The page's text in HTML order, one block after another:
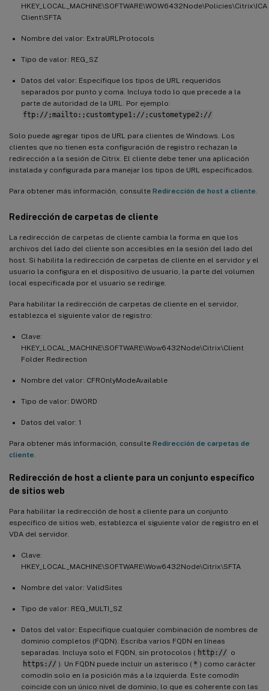
HKEY_LOCAL_MACHINE\SOFTWARE\WOW6432Node\Policies\Citrix\ICA
Client\SFTA
Nombre del valor: ExtraURLProtocols
Tipo de valor: REG_SZ
Datos del valor: Especifique los tipos de URL requeridos
separados por punto y coma. Incluya todo lo que precede a la
parte de autoridad de la URL. Por ejemplo:
ftp://;mailto:;customtype1://;custometype2://
Solo puede agregar tipos de URL para clientes de Windows. Los
clientes que no tienen esta configuración de registro rechazan la
redirección a la sesión de Citrix. El cliente debe tener una aplicación
instalada y configurada para manejar los tipos de URL especificados.
Para obtener más información, consulte Redirección de host a cliente
Redirección de carpetas de cliente
La redirección de carpetas de cliente cambia la forma en que los
archivos del lado del cliente son accesibles en la sesión del lado del
host. Si habilita la redirección de carpetas de cliente en el servidor y el
usuario la configura en el dispositivo de usuario, la parte del volumen
local especificada por el usuario se redirige.
Para habilitar la redirección de carpetas de cliente en el servidor,
establezca el siguiente valor de registro:
Clave:
HKEY_LOCAL_MACHINE\SOFTWARE\Wow6432Node\Citrix\Client
Folder Redirection
Nombre del valor: CFROnlyModeAvailable
Tipo de valor: DWORD
Datos del valor: 1
Para obtener más información, consulte Redirección de carpetas de
cliente
Redirección de host a cliente para un conjunto específico
de sitios web
Para habilitar la redirección de host a cliente para un conjunto
específico de sitios web, establezca el siguiente valor de registro en el
VDA del servidor.
Clave:
HKEY_LOCAL_MACHINE\SOFTWARE\Wow6432Node\Citrix\SFTA
Nombre del valor: ValidSites
Tipo de valor: REG_MULTI_SZ
Datos del valor: Especifique cualquier combinación de nombres de
dominio completos (FQDN). Escriba varios FQDN en líneas
separadas. Incluya solo el FQDN, sin protocolos ( http:// o
https:// ). Un FQDN puede incluir un asterisco ( * ) como carácter
comodín solo en la posición más a la izquierda. Este comodín
coincide con un único nivel de dominio, lo que es coherente con las